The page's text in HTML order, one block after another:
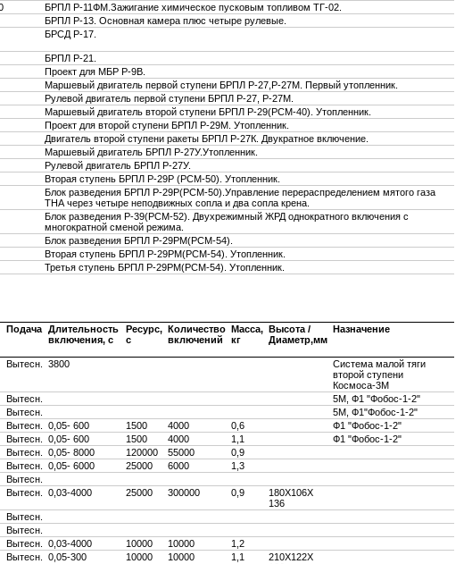
БРПЛ Р-11ФМ.Зажигание химическое пусковым топливом ТГ-02.
БРПЛ Р-13. Основная камера плюс четыре рулевые.
БРСД Р-17.
БРПЛ Р-21.
Проект для МБР Р-9В.
Маршевый двигатель первой ступени БРПЛ Р-27,Р-27М. Первый утопленник.
Рулевой двигатель первой ступени БРПЛ Р-27, Р-27М.
Маршевый двигатель второй ступени БРПЛ Р-29(РСМ-40). Утопленник.
Проект для второй ступени БРПЛ Р-29М. Утопленник.
Двигатель второй ступени ракеты БРПЛ Р-27К. Двукратное включение.
Маршевый двигатель БРПЛ Р-27У.Утопленник.
Рулевой двигатель БРПЛ Р-27У.
Вторая ступень БРПЛ Р-29Р (РСМ-50). Утопленник.
Блок разведения БРПЛ Р-29Р(РСМ-50).Управление перераспределением мятого газа
ТНА через четыре неподвижных сопла и два сопла крена.
Блок разведения Р-39(РСМ-52). Двухрежимный ЖРД однократного включения с
многократной сменой режима.
Блок разведения БРПЛ Р-29РМ(РСМ-54).
Вторая ступень БРПЛ Р-29РМ(РСМ-54). Утопленник.
Третья ступень БРПЛ Р-29РМ(РСМ-54). Утопленник.
Подача
Длительность
включения, с
Ресурс,
c
Количество
включений
Масса,
кг
Высота /
Диаметр,мм
Назначение
Вытесн. 3800
Система малой тяги
второй ступени
Космоса-3М
Вытесн.
5М, Ф1 "Фобос-1-2"
Вытесн.
5М, Ф1"Фобос-1-2"
Вытесн. 0,05- 600 1500 4000 0,6
Ф1 "Фобос-1-2"
Вытесн. 0,05- 600 1500 4000 1,1
Ф1 "Фобос-1-2"
Вытесн. 0,05- 8000 120000 55000
0,9
Вытесн. 0,05- 6000 25000 6000
1,3
Вытесн.
Вытесн. 0,03-4000 25000 300000 0,9
180Х106Х
136
Вытесн.
Вытесн.
Вытесн. 0,03-4000 10000 10000
1,2
Вытесн. 0,05-300 10000 10000 1,1
210Х122Х